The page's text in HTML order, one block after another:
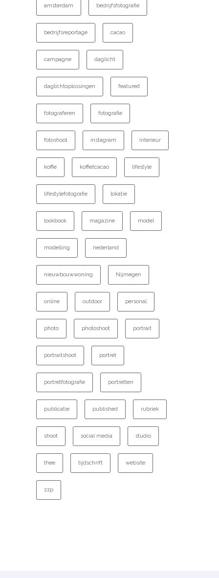
amsterdam bedrijfsfotografie
bedrijfsreportage cacao
campagne daglicht
daglichtoplossingen featured
fotograferen fotografie
fotoshoot instagram interieur
koffie koffietcacao lifestyle
lifestylefotografie lokatie
lookbook magazine model
modelling nederland
nieuwbouwwoning Nijmegen
online outdoor personal
photo photoshoot portrait
portraitshoot portret
portretfotografie portretten
publicatie published rubriek
shoot social media studio
thee tijdschrift website
zzp